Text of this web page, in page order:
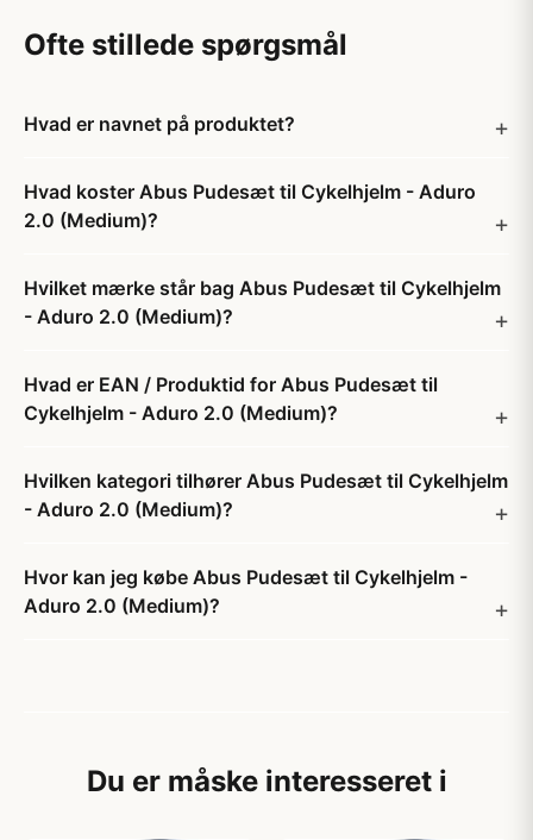
Ofte stillede spørgsmål
Hvad er navnet på produktet?
Hvad koster Abus Pudesæt til Cykelhjelm - Aduro
2.0 (Medium)?
Hvilket mærke står bag Abus Pudesæt til Cykelhjelm
- Aduro 2.0 (Medium)?
Hvad er EAN / Produktid for Abus Pudesæt til
Cykelhjelm - Aduro 2.0 (Medium)?
Hvilken kategori tilhører Abus Pudesæt til Cykelhjelm
- Aduro 2.0 (Medium)?
Hvor kan jeg købe Abus Pudesæt til Cykelhjelm -
Aduro 2.0 (Medium)?
Du er måske interesseret i